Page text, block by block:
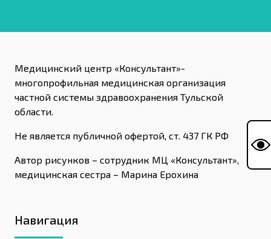
Медицинский центр «Консультант»-
многопрофильная медицинская организация
частной системы здравоохранения Тульской
области.
Не является публичной офертой, ст. 437 ГК РФ
Автор рисунков – сотрудник МЦ «Консультант»,
медицинская сестра – Марина Ерохина
Навигация